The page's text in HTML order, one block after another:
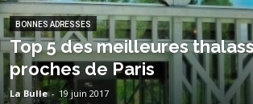
BONNES ADRESSES
Top 5 des meilleures
proches de Paris
La Bulle - 19 juin 2017